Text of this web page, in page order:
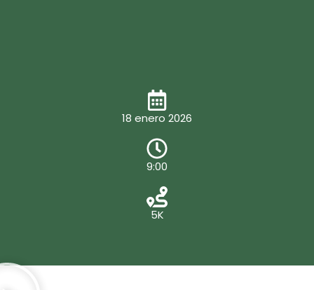
18 enero 2026
9:00
5K